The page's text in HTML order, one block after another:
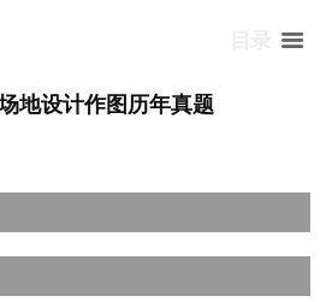
地设计作图历年真题